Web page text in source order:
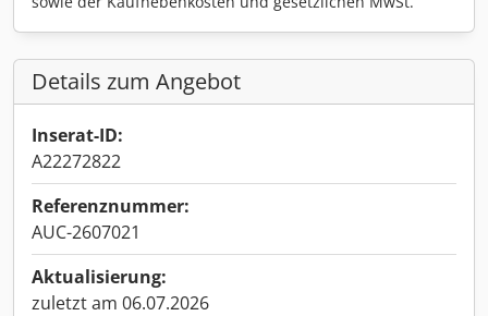
Details zum Angebot
Inserat-ID:
A22272822
Referenznummer:
AUC-2607021
Aktualisierung:
zuletzt am 06.07.2026